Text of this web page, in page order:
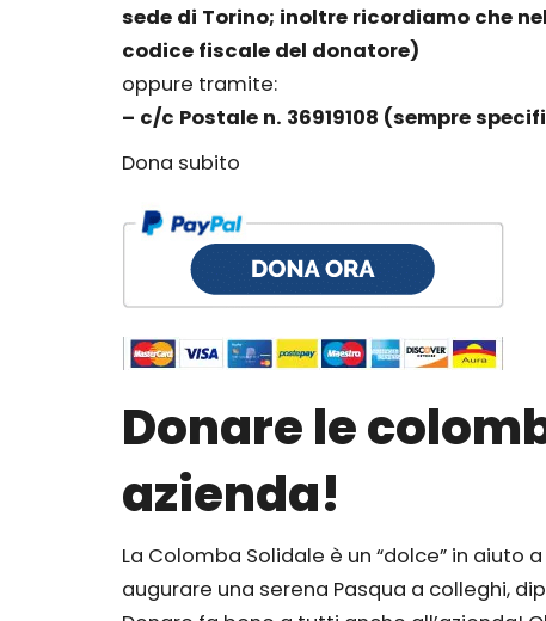
sede di Torino; inoltre ricordiamo che
codice fiscale del donatore)
oppure tramite:
– c/c Postale n. 36919108 (sempre
Dona subito
Donare le
azienda!
La Colomba Solidale è un “dolce” in
augurare una serena Pasqua a colleghi,